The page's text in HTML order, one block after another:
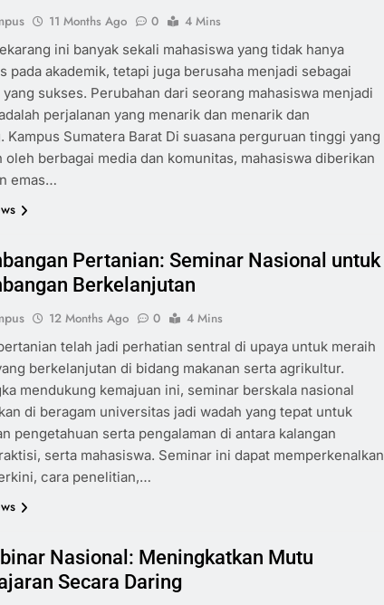
11 Months Ago 0
4 Mins
ini banyak sekali mahasiswa yang tidak hanya
pada akademik, tetapi juga berusaha menjadi sebagai
yang sukses. Perubahan dari seorang mahasiswa menjadi
perjalanan yang menarik dan menarik dan
Kampus Sumatera Barat Di suasana perguruan tinggi yang
oleh berbagai media dan komunitas, mahasiswa diberikan
emas…
Pertanian: Seminar Nasional untuk
Berkelanjutan
12 Months Ago 0
4 Mins
telah jadi perhatian sentral di upaya untuk meraih
berkelanjutan di bidang makanan serta agrikultur.
mendukung kemajuan ini, seminar berskala nasional
di beragam universitas jadi wadah yang tepat untuk
pengetahuan serta pengalaman di antara kalangan
serta mahasiswa. Seminar ini dapat memperkenalkan
cara penelitian,…
Nasional: Meningkatkan Mutu
Secara Daring